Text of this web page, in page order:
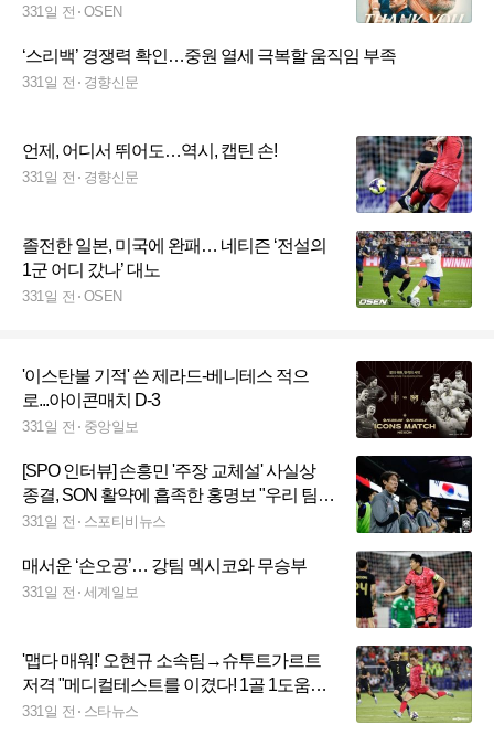
331일 전 OSEN
‘스리백’ 경쟁력 확인…중원 열세 극복할 움직임 부족
331일 전 경향신문
언제, 어디서 뛰어도…역시, 캡틴 손!
331일 전 경향신문
졸전한 일본, 미국에 완패… 네티즌 ‘전설의
1군 어디 갔나’ 대노
331일 전 OSEN
'이스탄불 기적' 쓴 제라드-베니테스 적으
로...아이콘매치 D-3
331일 전 중앙일보
[SPO 인터뷰] 손흥민 '주장 교체설' 사실상
종결, SON 활약에 흡족한 홍명보 "우리 팀의
해결사"
331일 전 스포티비뉴스
매서운 ‘손오공’… 강팀 멕시코와 무승부
331일 전 세계일보
'맵다 매워!' 오현규 소속팀→슈투트가르트
저격 "메디컬테스트를 이겼다! 1골 1도움으
로 존재감 과시"
331일 전 스타뉴스